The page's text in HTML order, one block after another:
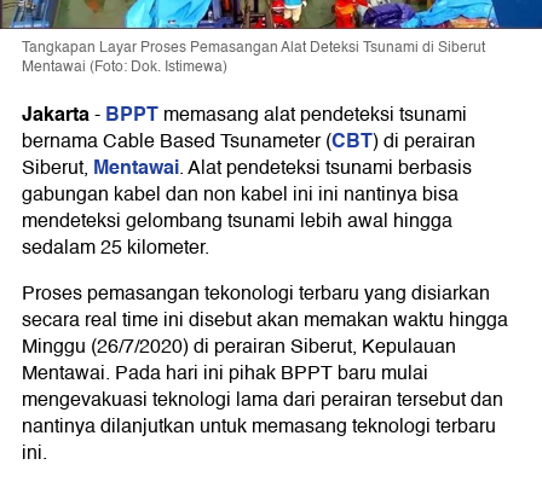
Tangkapan Layar Proses Pemasangan Alat Deteksi Tsunami di Siberut
Mentawai (Foto: Dok. Istimewa)
Jakarta-BPPTmemasang alat pendeteksi tsunami
bernama Cable Based Tsunameter (CBT) di perairan
Siberut, Mentawai. Alat pendeteksi tsunami berbasis
gabungan kabel dan non kabel ini ini nantinya bisa
mendeteksi gelombang tsunami lebih awal hingga
sedalam 25 kilometer.
Proses pemasangan tekonologi terbaru yang disiarkan
secara real time ini disebut akan memakan waktu hingga
Minggu (26/7/2020) di perairan Siberut, Kepulauan
Mentawai. Pada hari ini pihak BPPT baru mulai
mengevakuasi teknologi lama dari perairan tersebut dan
nantinya dilanjutkan untuk memasang teknologi terbaru
ini.